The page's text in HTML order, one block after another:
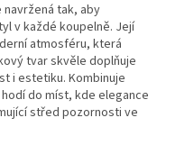
navržená tak, aby
v každé koupelně. Její
atmosféru, která
tvar skvěle doplňuje
i estetiku. Kombinuje
do míst, kde elegance
střed pozornosti ve